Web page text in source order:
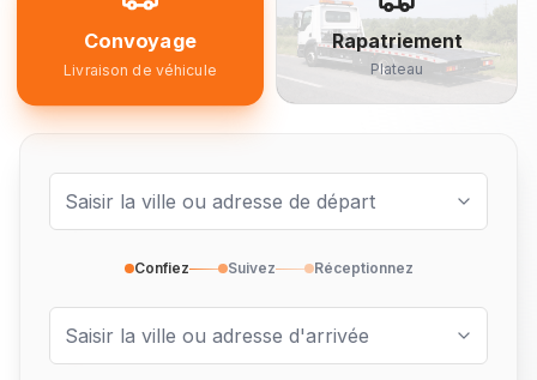
Convoyage
Livraison de véhicule
Rapatriement
Plateau
Confiez Suivez Réceptionnez